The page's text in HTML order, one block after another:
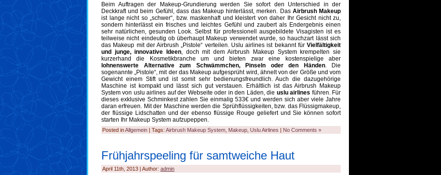
Beim Auftragen der Makeup-Grundierung werden Sie sofort den Unterschied in der
Deckkraft und beim Gefühl, dass das Makeup hinterlässt, merken. Das Airbrush Makeup
ist lange nicht so „schwer“, bzw. maskenhaft und kleistert von daher Ihr Gesicht nicht zu,
sondern hinterlässt ein frisches und leichtes Gefühl und zaubert als Endergebnis einen
sehr natürlichen, gesunden Look. Selbst für professionell ausgebildete Visagisten ist es
teilweise nicht eindeutig ob überhaupt Makeup verwendet wurde, so hauchzart lässt sich
das Makeup mit der Airbrush „Pistole“ verteilen. Uslu airlines ist bekannt für Vielfältigkeit
und junge, innovative Ideen, doch mit dem Airbrush Makeup System krempelten sie
kurzerhand die Kosmetikbranche um und bieten zwar eine kostenspielige aber
lohnenswerte Alternative zum Schwämmchen, Pinseln oder den Händen. Die
sogenannte „Pistole“, mit der das Makeup aufgesprüht wird, ähnelt von der Größe und vom
Gewicht einem Stift und ist somit sehr bedienungsfreundlich. Auch die dazugehörige
Maschine ist kompakt und lässt sich gut verstauen. Erhältlich ist das Airbrush Makeup
System von uslu airlines auf der Webseite oder in den Läden, die uslu airlines führen. Für
dieses exklusive Schminkest zahlen Sie einmalig 533€ und werden sich aber viele Jahre
daran erfreuen. Mit der Maschine werden die Sprühflüssigkeiten, bzw. das Flüssigmakeup,
der flüssige Lidschatten und der ebenso flüssige Rouge geliefert und Sie können sofort
starten Ihr Makeup System aufzupeppen.
Posted inAllgemein | Tags: Airbrush Makeup System Makeup Uslu Airlines | No Comments »
Frühjahrspeeling für samtweiche Haut
April 11th, 2013 | Author: admin